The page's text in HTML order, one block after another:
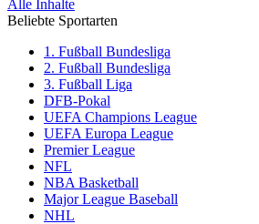
Alle Inhalte
Beliebte Sportarten
1. Fußball Bundesliga
2. Fußball Bundesliga
3. Fußball Liga
DFB-Pokal
UEFA Champions League
UEFA Europa League
Premier League
NFL
NBA Basketball
Major League Baseball
NHL